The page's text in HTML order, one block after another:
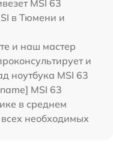
MSI 63
в Тюмени и
и наш мастер
и
ноутбука MSI 63
MSI 63
в среднем
необходимых